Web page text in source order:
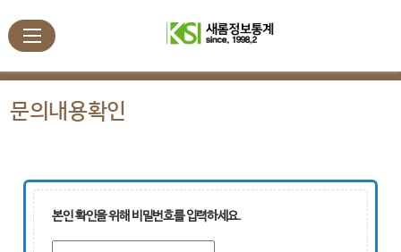
문의내용확인
본인 확인을 위해 비밀번호를 입력하세요.